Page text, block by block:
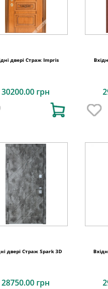
двері Страж Impris
30200.00 грн
двері Страж Spark 3D
28750.00 грн